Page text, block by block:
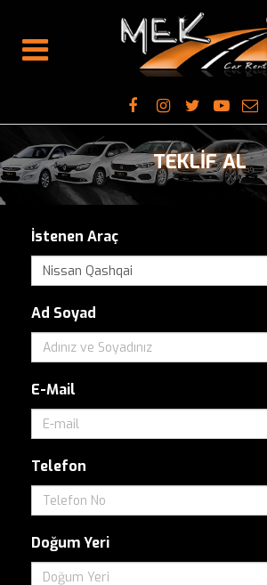
TEKLİF AL
İstenen Araç
Ad Soyad
E-Mail
Telefon
Doğum Yeri